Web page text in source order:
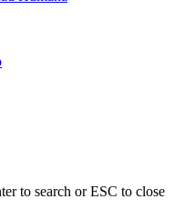
to search or ESC to close